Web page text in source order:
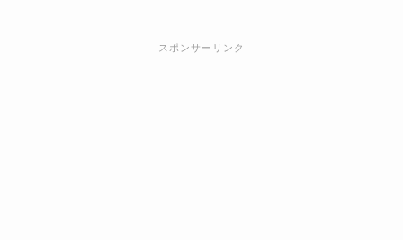
スポンサーリンク